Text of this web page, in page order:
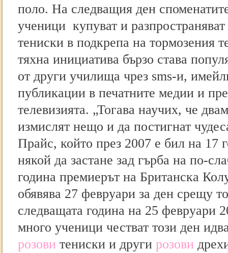
поло. На следващия ден
ученици купуват и
тениски в подкрепа на тормозения
тяхна инициатива бързо става
от други училища чрез sms-и,
публикации в печатните медии и
телевизията. „Тогава научих, че
измислят нещо и да постигнат
Прайс, който през 2007 е бил на 17
някой да застане зад гърба на по-
година премиерът на Британска
обявява 27 февруари за ден срещу
следващата година на 25 февруари
много ученици честват този ден
розови тениски и други розови